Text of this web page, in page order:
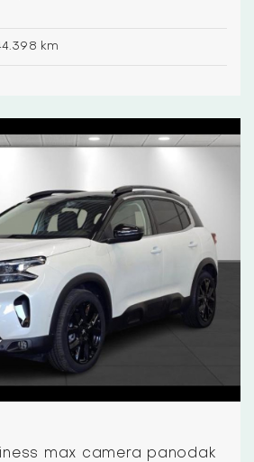
km
max camera panodak